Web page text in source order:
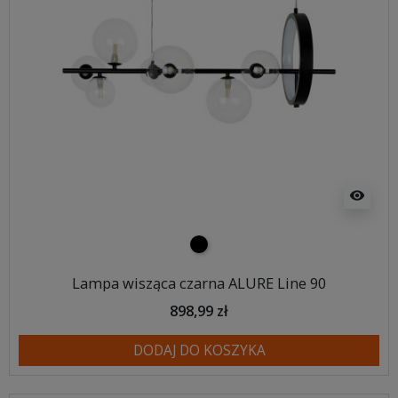
visibility
czarny
Lampa wisząca czarna ALURE Line 90
898,99 zł
DODAJ DO KOSZYKA